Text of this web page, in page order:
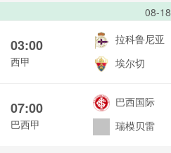
08-18
03:00
西甲
拉科鲁尼亚
埃尔切
07:00
巴西甲
巴西国际
瑞模贝雷